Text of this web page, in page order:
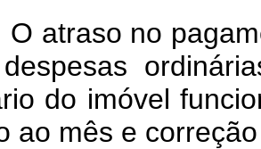
atraso no
do imóvel
ao mês e